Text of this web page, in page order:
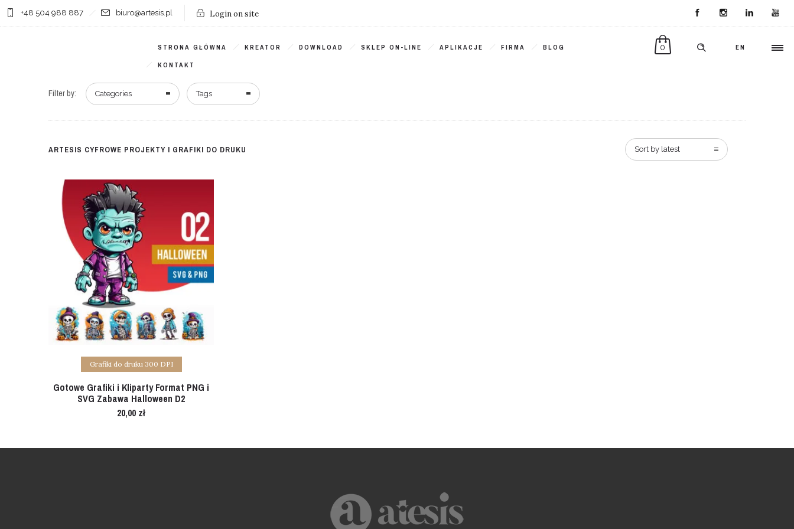
+48 504 988 887 biuro@artesis.pl Login on site
EN
0
STRONA GŁÓWNA KREATOR DOWNLOAD SKLEP ON-LINE APLIKACJE FIRMA BLOG
KONTAKT
Filter by: Categories Tags
ARTESIS CYFROWE PROJEKTY I GRAFIKI DO DRUKU Sort by latest
Add to cart
Grafiki do druku 300 DPI
Gotowe Grafiki i Kliparty Format PNG i
SVG Zabawa Halloween D2
20,00 zł